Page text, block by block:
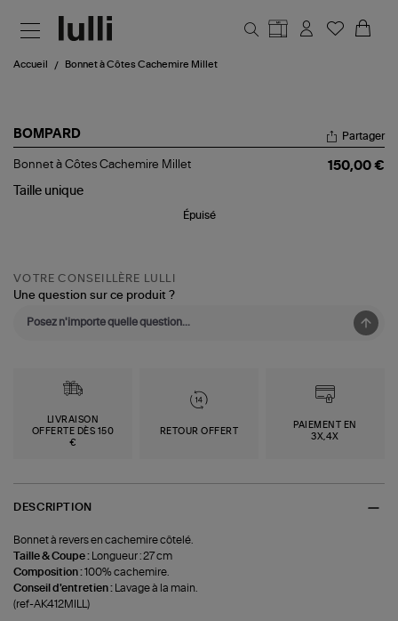
Accueil Bonnet à Côtes Cachemire Millet
BOMPARD
Bonnet
Côtes
Partager
Bonnet à Côtes Cachemire Millet
150,00 €
Taille unique
Épuisé
VOTRE CONSEILLÈRE LULLI
Une question sur ce produit ?
LIVRAISON
OFFERTE DÈS 150
€
RETOUR OFFERT
PAIEMENT EN
3X,4X
DESCRIPTION
Bonnet à revers en cachemire côtelé.
Taille & Coupe :
Longueur : 27 cm
Composition :100% cachemire.
Conseil d'entretien :
Lavage à la main.
(ref-AK412MILL)